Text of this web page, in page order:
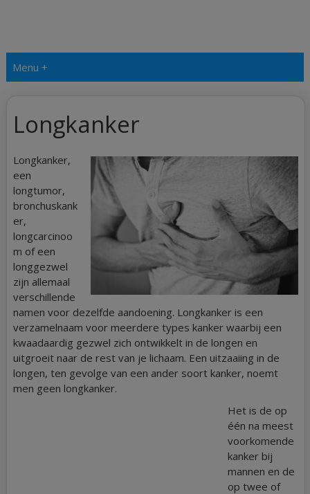
Menu +
Longkanker
Longkanker,
een
longtumor,
bronchuskank
er,
longcarcinoo
m of een
longgezwel
zijn allemaal
verschillende
namen voor dezelfde aandoening. Longkanker is een
verzamelnaam voor meerdere types kanker waarbij een
kwaadaardig gezwel zich ontwikkelt in de longen en
uitgroeit naar de rest van je lichaam. Een uitzaaiing in de
longen, ten gevolge van een ander soort kanker, noemt
men geen longkanker.
Het is de op
één na meest
voorkomende
kanker bij
mannen en de
op twee of